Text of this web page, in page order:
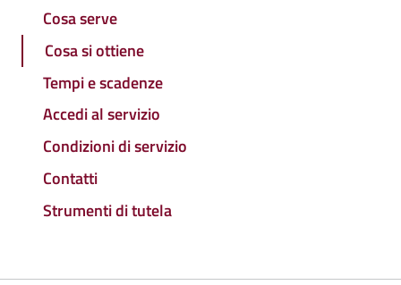
Cosa serve
Cosa si ottiene
Tempi e scadenze
Accedi al servizio
Condizioni di servizio
Contatti
Strumenti di tutela